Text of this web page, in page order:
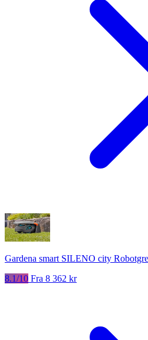
Gardena smart SILENO city
8.1/10 Fra 8 362 kr